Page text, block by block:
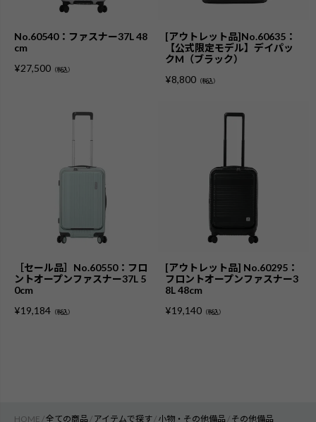
No.60540：ファスナー37L 48
cm
¥27,500 （税込）
[アウトレット品]No.60635：
【公式限定モデル】デイパッ
クM（ブラック）
¥8,800 （税込）
［セール品］No.60550：フロ
ントオープンファスナー37L 5
0cm
¥19,184 （税込）
[アウトレット品] No.60295：
フロントオープンファスナー3
8L 48cm
¥19,140 （税込）
HOME 全ての商品 アイテムで探す 小物・その他備品 その他備品